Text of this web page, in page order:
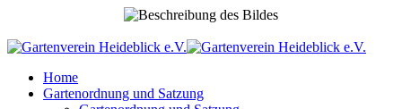
Home
Gartenordnung und Satzung